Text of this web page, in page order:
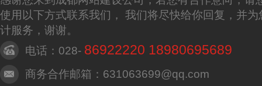
使用以下方式联系我们， 我们将尽快给你回复，并
计服务，谢谢。
电话：028- 86922220 18980695689
商务合作邮箱：631063699@qq.com